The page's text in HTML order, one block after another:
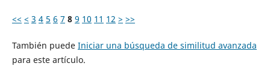
<< < 3 4 5 6 7 8 9 10 11 12 > >>
También puede Iniciar una búsqueda de similitud avanzada
para este artículo.